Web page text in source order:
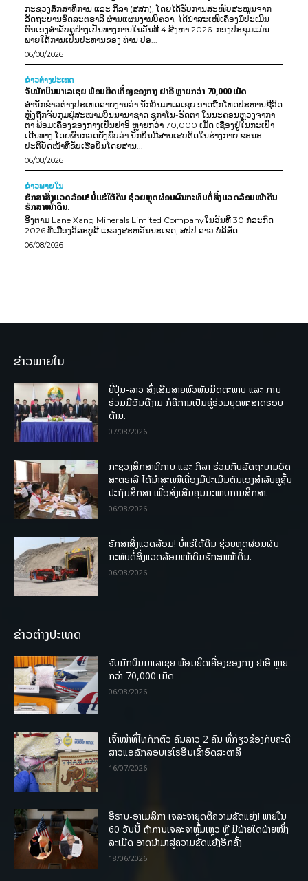
ກະຊວງສຶກສາທິການ ແລະ ກິລາ (ສສກ), ໂດຍໄດ້ຮັບການສະໜັບສະໜູນຈາກ
ລັດຖະບານອົດສະຕຣາລີ ຜ່ານແຜນງານບີຄວາ, ໄດ້ນຳສະເໜີເຄື່ອງມືປະເມີນ
ຕົນເອງສຳລັບຄູຢ່າງເປັນທາງການໃນວັນທີ 4 ສິງຫາ 2026. ກອງປະຊຸມແມ່ນ
ພາຍໃຕ້ການເປັນປະທານຂອງ ທ່ານ ປອ...
06/08/2026
ຂ່າວຕ່າງປະເທດ
ຈັບນັກບິນມາເລເຊຍ ພ້ອມຍຶດເຄື່ອງຂອງກາງ ຢາອີ ຫຼາຍກວ່າ 70,000 ເມັດ
ສຳນັກຂ່າວຕ່າງປະເທດລາຍງານວ່າ ນັກບິນມາເລເຊຍ ອາດຖືກໂທດປະຫານຊີວິດ
ຫຼັງຖືກຈັບກຸມຢູ່ສະໜາມບິນນານາຊາດ ຊູກາໂນ-ຮັດຕາ ໃນນະຄອນຫຼວງຈາກາ
ຕາ ພ້ອມເຄື່ອງຂອງກາງເປັນຢາອີ ຫຼາຍກວ່າ 70,000 ເມັດ ເຊື່ອງຢູ່ໃນກະເປົາ
ເດີນທາງ ໂດຍຜົນກວດຍັງພົບວ່າ ນັກບິນມີສານເສບຕິດໃນຮ່າງກາຍ ຂະນະ
ປະຕິບັດໜ້າທີ່ຂັບເຮືອບິນໂດຍສານ...
06/08/2026
ຂ່າວພາຍ​ໃນ
ຮັກສາສິ່ງແວດລ້ອມ! ບໍ່ແຮ່ໃຕ້ດິນ ຊ່ວຍຫຼຸດຜ່ອນຜົນກະທົບຕໍ່ສິ່ງແວດລ້ອມໜ້າດິນ
ຮັກສາໜ້າດິນ.
ອີງຕາມ Lane Xang Minerals Limited Companyໃນວັນທີ 30 ກໍລະກົດ
2026 ທີ່ເມືອງວິລະບູລີ ແຂວງສະຫວັນນະເຂດ, ສປປ ລາວ ບໍລິສັດ...
06/08/2026
ຂ່າວພາຍໃນ
ຍີ່ປຸ່ນ-ລາວ ສົ່ງເສີມສາຍພົວພັນມິດຕະພາບ ແລະ ການ
ຮ່ວມມືອັນດີງາມ ກໍຄືການເປັນຄູ່ຮ່ວມຍຸດທະສາດຮອບ
ດ້ານ.
07/08/2026
ກະຊວງສຶກສາທິການ ແລະ ກິລາ ຮ່ວມກັບລັດຖະບານອົດ
ສະຕຣາລີ ໄດ້ນຳສະເໜີເຄື່ອງມືປະເມີນຕົນເອງສຳລັບຄູຊັ້ນ
ປະຖົມສຶກສາ ເພື່ອສົ່ງເສີມຄຸນນະພາບການສຶກສາ.
06/08/2026
ຮັກສາສິ່ງແວດລ້ອມ! ບໍ່ແຮ່ໃຕ້ດິນ ຊ່ວຍຫຼຸດຜ່ອນຜົນ
ກະທົບຕໍ່ສິ່ງແວດລ້ອມໜ້າດິນຮັກສາໜ້າດິນ.
06/08/2026
ຂ່າວຕ່າງປະເທດ
ຈັບນັກບິນມາເລເຊຍ ພ້ອມຍຶດເຄື່ອງຂອງກາງ ຢາອີ ຫຼາຍ
ກວ່າ 70,000 ເມັດ
06/08/2026
ເຈົ້າໜ້າທີ່ໄທກັກຕົວ ຄົນລາວ 2 ຄົນ ທີ່ກ່ຽວຂ້ອງກັບຄະດີ
ສາວແອລັກລອບເຮໂຣອີນເຂົ້າອົດສະຕາລີ
16/07/2026
ອີຣານ-ອາເມລິກາ ເຈລະຈາຍຸດຕິຄວາມຂັດແຍ່ງ! ພາຍໃນ
60 ວັນນີ້ ຖ້າການເຈລະຈາຫຼົ້ມເຫຼວ ຫຼື ມີຝ່າຍໃດຝ່າຍໜຶ່ງ
ລະເມີດ ອາດນໍາມາສູ່ຄວາມຂັດແຍ້ງອີກຄັ້ງ
18/06/2026